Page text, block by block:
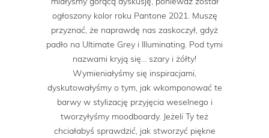
ogłoszony kolor roku Pantone 2021. Muszę
przyznać, że naprawdę nas zaskoczył, gdyż
padło na Ultimate Grey i Illuminating. Pod tymi
nazwami kryją się… szary i żółty!
Wymieniałyśmy się inspiracjami,
dyskutowałyśmy o tym, jak wkomponować te
barwy w stylizację przyjęcia weselnego i
tworzyłyśmy moodboardy. Jeżeli Ty też
chciałabyś sprawdzić, jak stworzyć piękne